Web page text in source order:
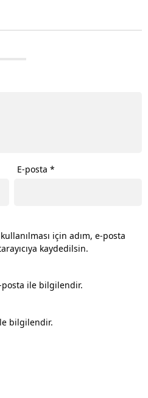
E-posta*
için adım, e-posta
kaydedilsin.
ile bilgilendir.
bilgilendir.